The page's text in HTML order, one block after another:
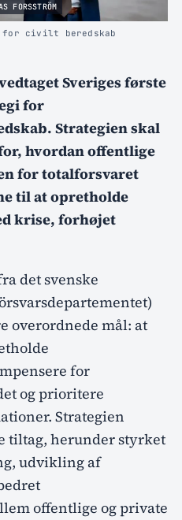
FORSSTRÖM
for civilt beredskab
Sveriges første
for
Strategien skal
hvordan offentlige
for totalforsvaret
til at opretholde
krise, forhøjet
det svenske
overordnede mål: at
for
og prioritere
Strategien
tiltag, herunder styrket
udvikling af
offentlige og private